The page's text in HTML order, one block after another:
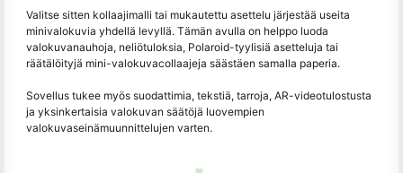
Valitse sitten kollaajimalli tai mukautettu asettelu järjestää useita
minivalokuvia yhdellä levyllä. Tämän avulla on helppo luoda
valokuvanauhoja, neliötuloksia, Polaroid-tyylisiä asetteluja tai
räätälöityjä mini-valokuvacollaajeja säästäen samalla paperia.
Sovellus tukee myös suodattimia, tekstiä, tarroja, AR-videotulostusta
ja yksinkertaisia valokuvan säätöjä luovempien
valokuvaseinämuunnittelujen varten.